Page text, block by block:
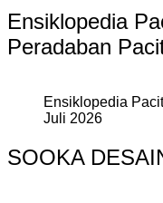
Ensiklopedia
Peradaban
Ensiklopedia
Juli 2026
SOOKA